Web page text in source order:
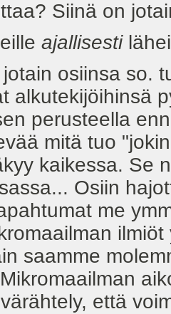
Siinä on
ajallisesti
osiinsa so.
alkutekijöihinsä
perusteella
mitä tuo
kaikessa. Se
Osiin
me
saamme
että